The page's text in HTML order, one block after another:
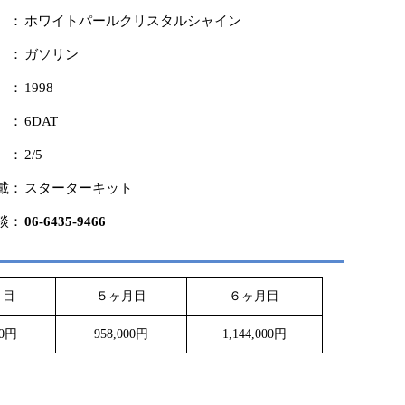
： ホワイトパールクリスタルシャイン
ガソリン
： 1998
： 6DAT
2/5
： スターターキット
： 06-6435-9466
５ヶ月目 ６ヶ月目
円 958,000円 1,144,000円